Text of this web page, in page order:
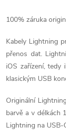
k
t
ů
k
t
ů
v
l
á
d
a
c
100% záruka
Kabely Lightning
přenos dat.
iOS zařízení, tedy
klasickým USB
Originální
barvě a v délkách
Lightning na USB-